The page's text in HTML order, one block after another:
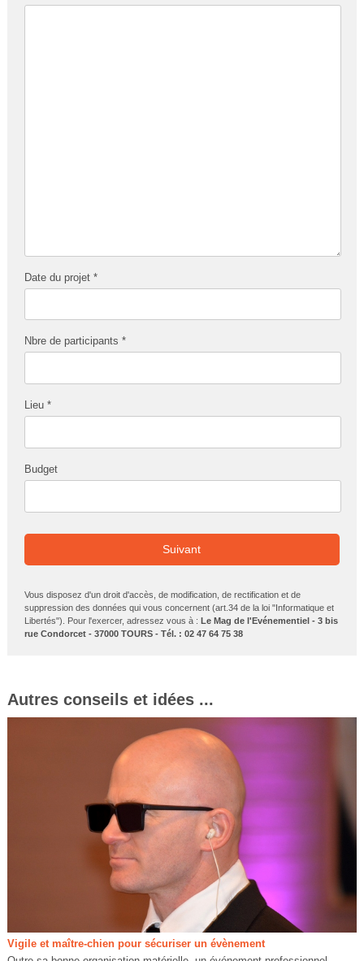
Date du projet *
Nbre de participants *
Lieu *
Budget
Suivant
Vous disposez d'un droit d'accès, de modification, de rectification et de
suppression des données qui vous concernent (art.34 de la loi "Informatique et
Libertés"). Pour l'exercer, adressez vous à :Le Mag de l'Evénementiel - 3 bis
rue Condorcet - 37000 TOURS - Tél. : 02 47 64 75 38
Autres conseils et idées ...
Vigile et maître-chien pour sécuriser un évènement